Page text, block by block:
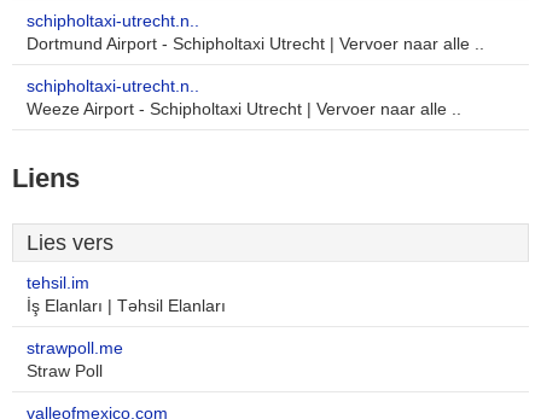
schipholtaxi-utrecht.n..
Dortmund Airport - Schipholtaxi Utrecht | Vervoer naar alle ..
schipholtaxi-utrecht.n..
Weeze Airport - Schipholtaxi Utrecht | Vervoer naar alle ..
Liens
Lies vers
tehsil.im
İş Elanları | Təhsil Elanları
strawpoll.me
Straw Poll
valleofmexico.com